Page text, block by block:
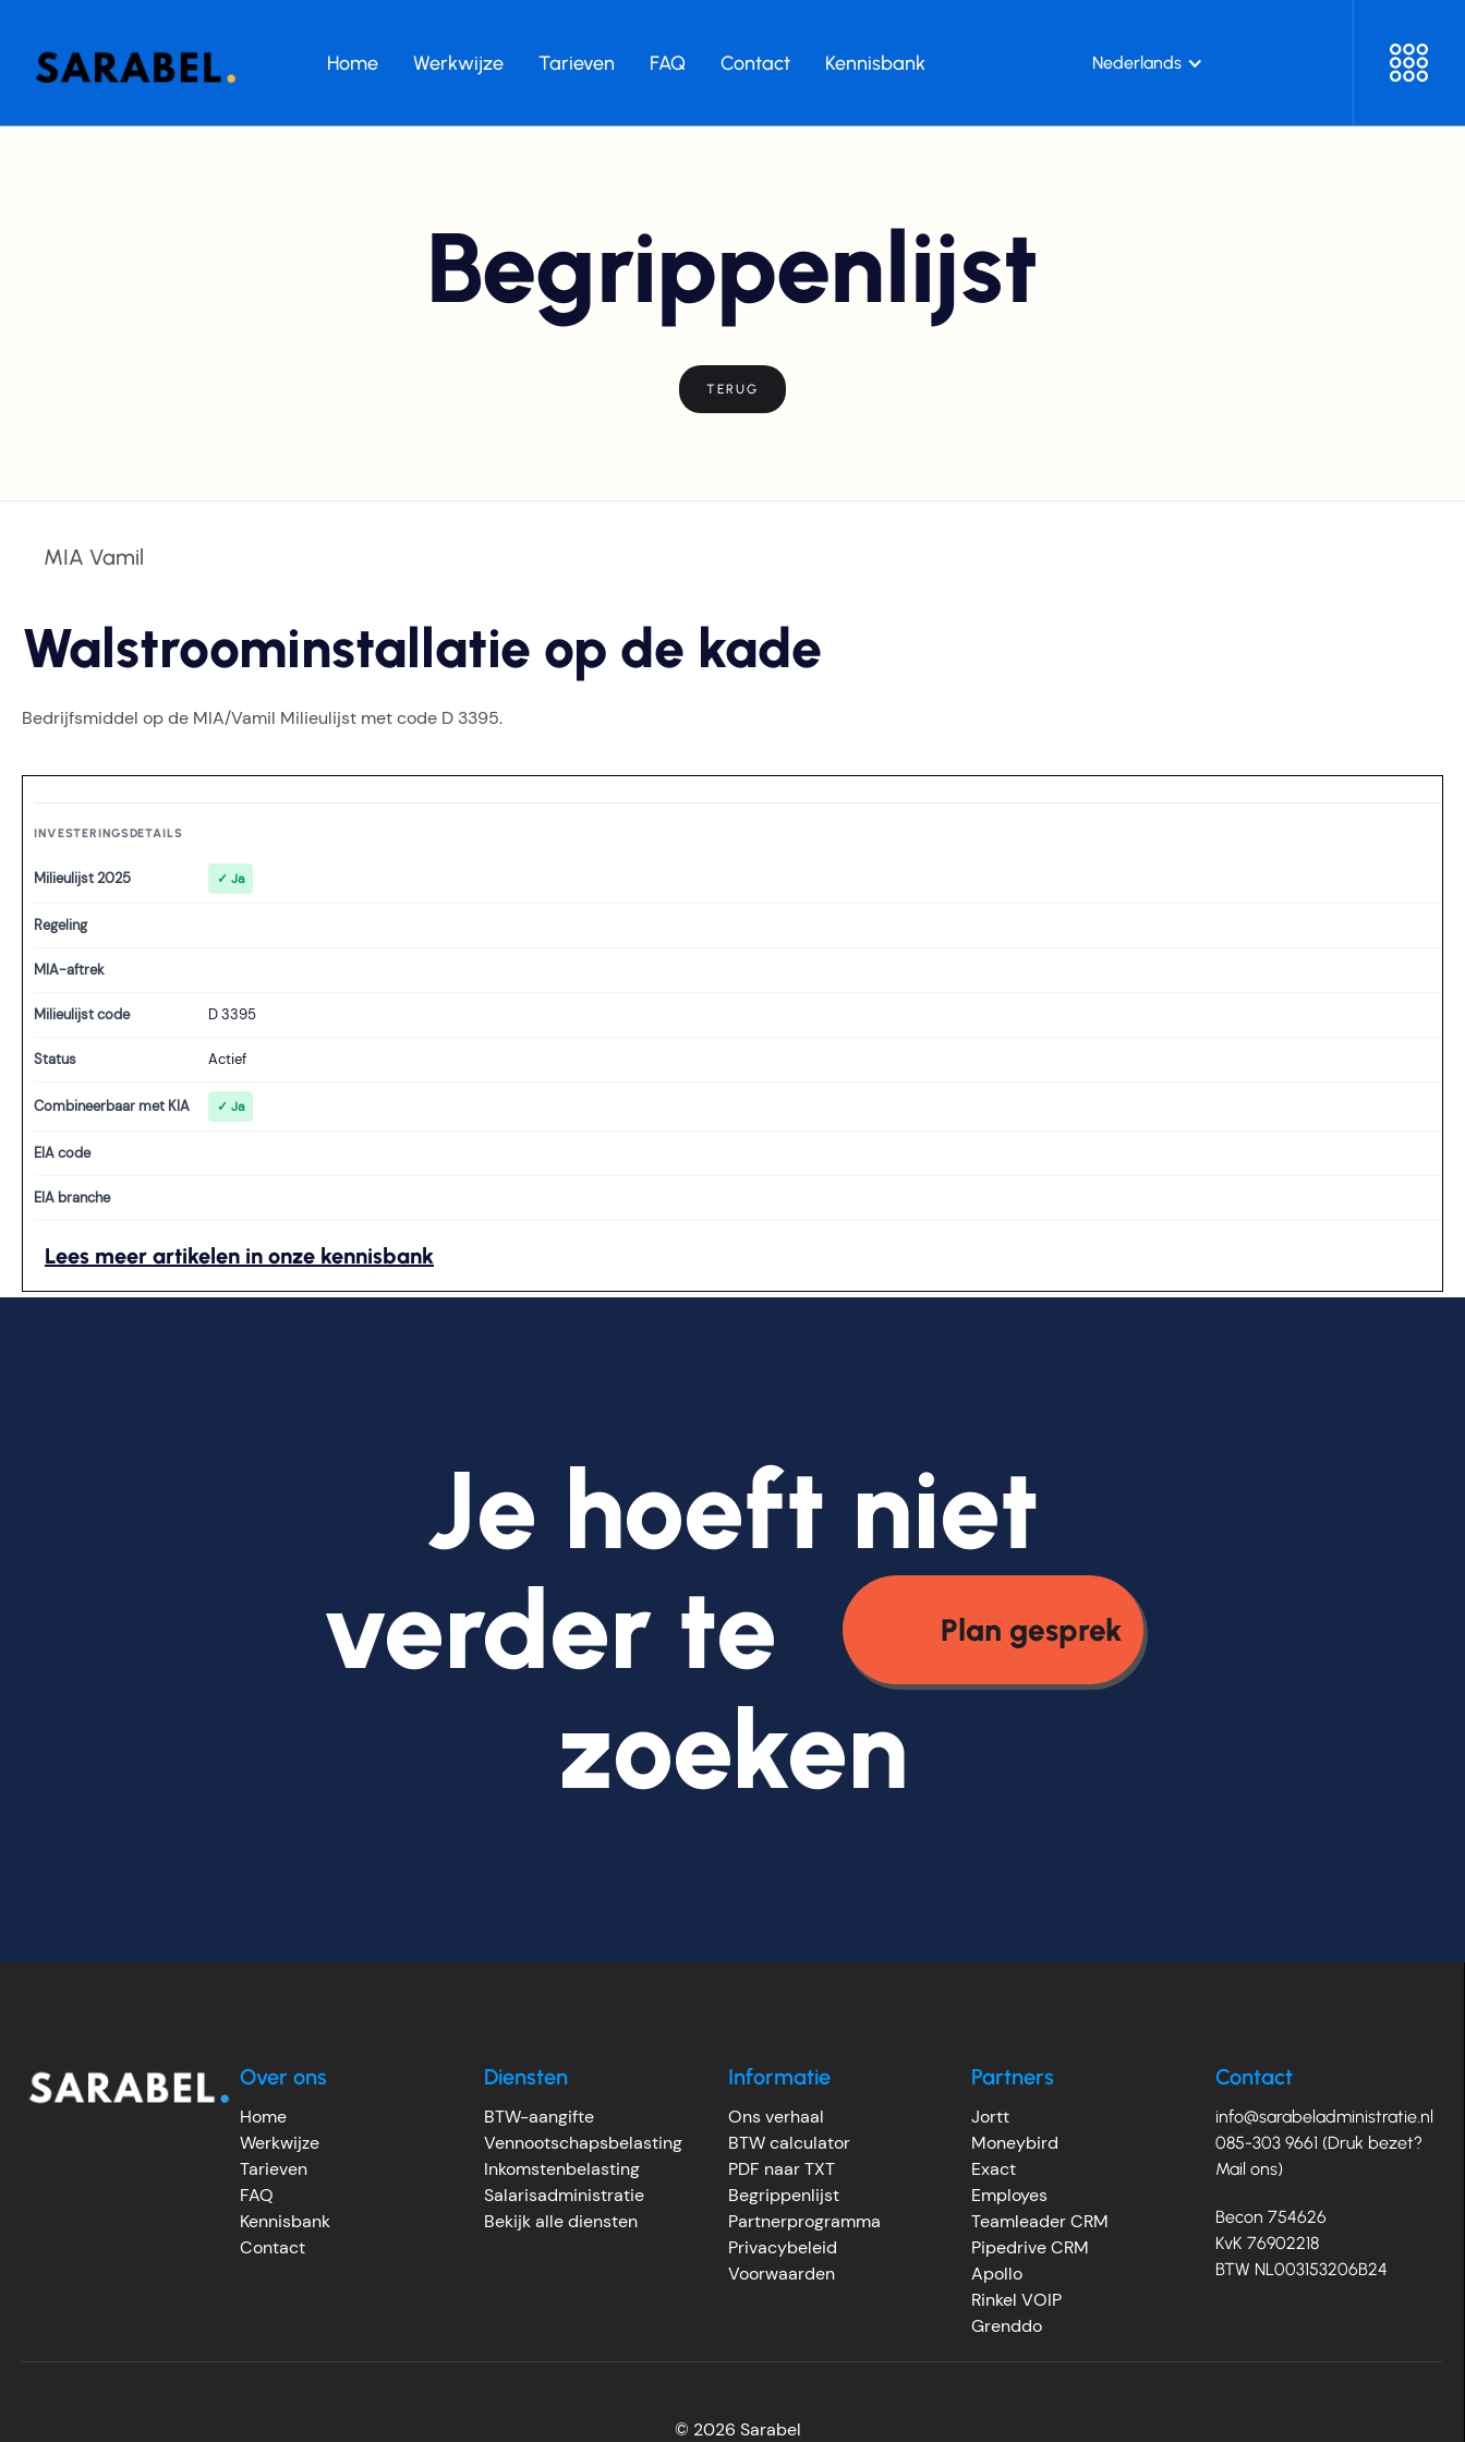
Home Werkwijze Tarieven FAQ Contact Kennisbank Nederlands
Begrippenlijst
TERUG
MIA Vamil
Walstroominstallatie op de kade
Bedrijfsmiddel op de MIA/Vamil Milieulijst met code D 3395.
INVESTERINGSDETAILS
Milieulijst 2025 ✓ Ja
Regeling
MIA-aftrek
Milieulijst code D 3395
Status Actief
Combineerbaar met KIA ✓ Ja
EIA code
EIA branche
Lees meer artikelen in onze kennisbank
Je hoeft niet
verder te
Plan gesprek
zoeken
Over ons
Home
Werkwijze
Tarieven
FAQ
Kennisbank
Contact
Diensten
BTW-aangifte
Vennootschapsbelasting
Inkomstenbelasting
Salarisadministratie
Bekijk alle diensten
Informatie
Ons verhaal
BTW calculator
PDF naar TXT
Begrippenlijst
Partnerprogramma
Privacybeleid
Voorwaarden
Partners
Jortt
Moneybird
Exact
Employes
Teamleader CRM
Pipedrive CRM
Apollo
Rinkel VOIP
Grenddo
Contact
info@sarabeladministratie.nl
085-303 9661 (Druk bezet?
Mail ons)
Becon 754626
KvK 76902218
BTW NL003153206B24
© 2026 Sarabel